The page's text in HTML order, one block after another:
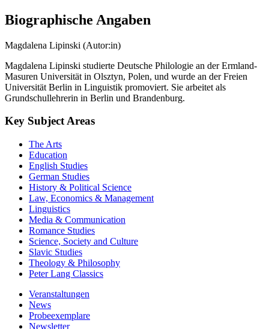
Biographische Angaben
Magdalena Lipinski (Autor:in)
Magdalena Lipinski studierte Deutsche Philologie an der Ermland-
Masuren Universität in Olsztyn, Polen, und wurde an der Freien
Universität Berlin in Linguistik promoviert. Sie arbeitet als
Grundschullehrerin in Berlin und Brandenburg.
Key Subject Areas
The Arts
Education
English Studies
German Studies
History & Political Science
Law, Economics & Management
Linguistics
Media & Communication
Romance Studies
Science, Society and Culture
Slavic Studies
Theology & Philosophy
Peter Lang Classics
Veranstaltungen
News
Probeexemplare
Newsletter